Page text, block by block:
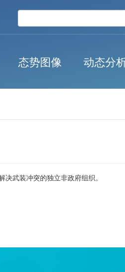
态势图像 动态分
决武装冲突的独立非政府组织。